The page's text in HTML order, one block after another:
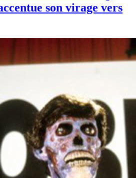
son virage vers